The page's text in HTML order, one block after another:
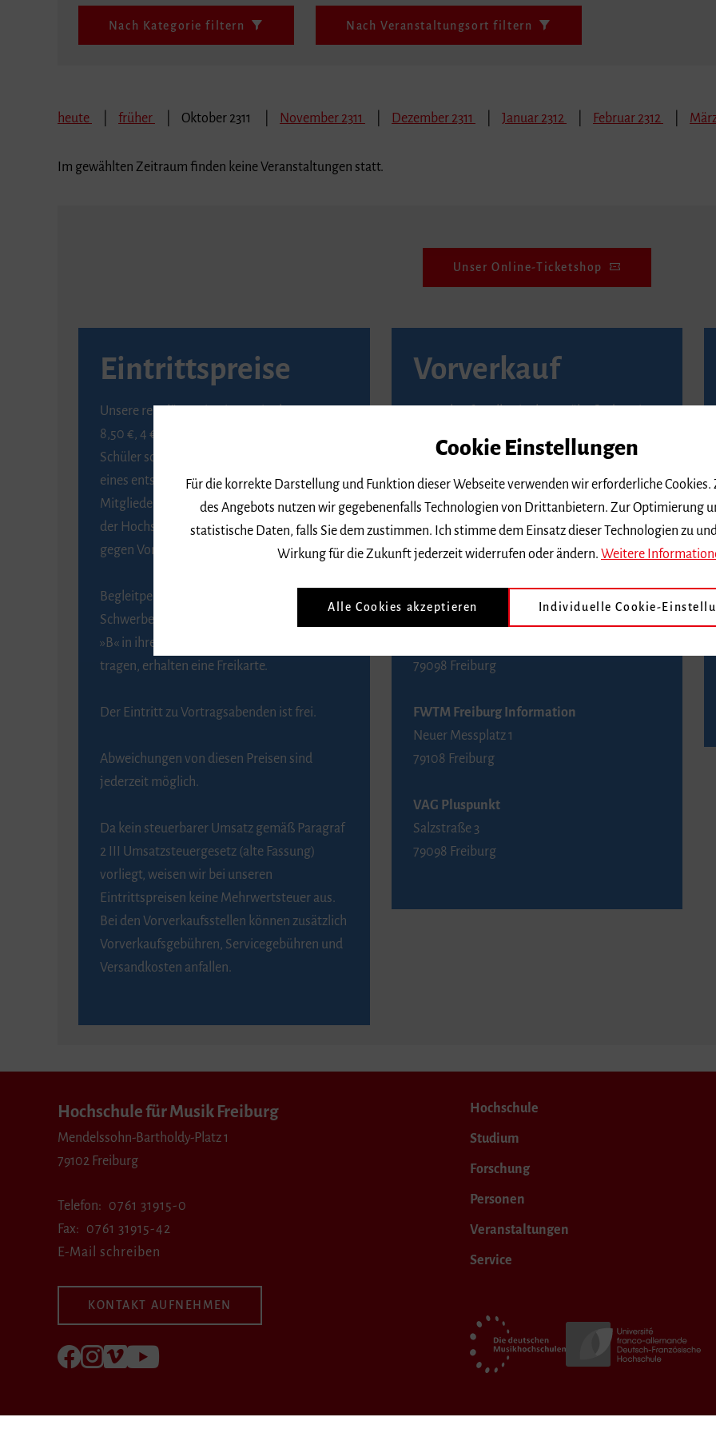
Nach Kategorie filtern Nach Veranstaltungsort filtern
heute früher Oktober 2311 November 2311 Dezember 2311 Januar 2312 Februar 2312
Im gewählten Zeitraum finden keine Veranstaltungen statt.
Unser Online-Ticketshop
Eintrittspreise
Unsere regulären Eintrittspreise betragen
8,50 €, 4 € ermäßigt für Schülerinnen und
Schüler sowie Studierende gegen Vorlage
eines entsprechenden Nachweises, 6 € für
Mitglieder der Gesellschaft zur Förderung
der Hochschule für Musik Freiburg e. V.
gegen Vorlage des Mitgliedsausweises.
Begleitpersonen von Menschen mit
Schwerbehinderung, die das Merkzeichen
»B« in ihrem Schwerbehindertenausweis
tragen, erhalten eine Freikarte.
Der Eintritt zu Vortragsabenden ist frei.
Abweichungen von diesen Preisen sind
jederzeit möglich.
Da kein steuerbarer Umsatz gemäß Paragraf
2 III Umsatzsteuergesetz (alte Fassung)
vorliegt, weisen wir bei unseren
Eintrittspreisen keine Mehrwertsteuer aus.
Bei den Vorverkaufsstellen können zusätzlich
Vorverkaufsgebühren, Servicegebühren und
Versandkosten anfallen.
Vorverkauf
Vorverkaufsstellen in Ihrer Nähe finden Sie
BZ-Kartenservice Freiburg
Kaiser-Joseph-Straße 229
79098 Freiburg
Telefon 0761 4968888 (Reservierungen sind
FWTM Tourist-Information
79098 Freiburg
FWTM Freiburg Information
Neuer Messplatz 1
79108 Freiburg
VAG Pluspunkt
Salzstraße 3
79098 Freiburg
Hochschule für Musik Freiburg
Mendelssohn-Bartholdy-Platz 1
79102 Freiburg
Telefon
0761 31915-0
Fax
0761 31915-42
E-Mail schreiben
KONTAKT AUFNEHMEN
Folgen Sie uns auf Facebook
Folgen Sie uns auf Instagram
Besuchen Sie uns bei Vimeo
Besuchen Sie uns bei youtube
Hochschule
Studium
Forschung
Personen
Veranstaltungen
Service
Cookie Einstellungen
Für die korrekte Darstellung und Funktion dieser Webseite verwenden wir erforderliche
des Angebots nutzen wir gegebenenfalls Technologien von Drittanbietern. Zur Optimierung
statistische Daten, falls Sie dem zustimmen. Ich stimme dem Einsatz dieser Technologien zu
Wirkung für die Zukunft jederzeit widerrufen oder ändern. Weitere
Alle Cookies akzeptieren Individuelle Cookie-